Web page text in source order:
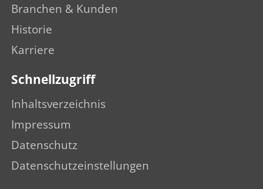
Branchen & Kunden
Historie
Karriere
Schnellzugriff
Inhaltsverzeichnis
Impressum
Datenschutz
Datenschutzeinstellungen